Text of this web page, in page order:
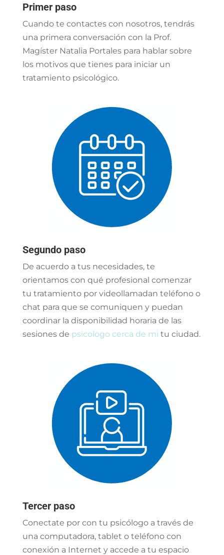
Primer paso
Cuando te contactes con nosotros, tendrás
una primera conversación con la Prof.
Magíster Natalia Portales para hablar sobre
los motivos que tienes para iniciar un
tratamiento psicológico.
Segundo paso
De acuerdo a tus necesidades, te
orientamos con qué profesional comenzar
tu tratamiento por videollamadan teléfono o
chat para que se comuniquen y puedan
coordinar la disponibilidad horaria de las
sesiones de psicologo cerca de mi tu ciudad.
Tercer paso
Conectate por con tu psicólogo a través de
una computadora, tablet o teléfono con
conexión a Internet y accede a tu espacio